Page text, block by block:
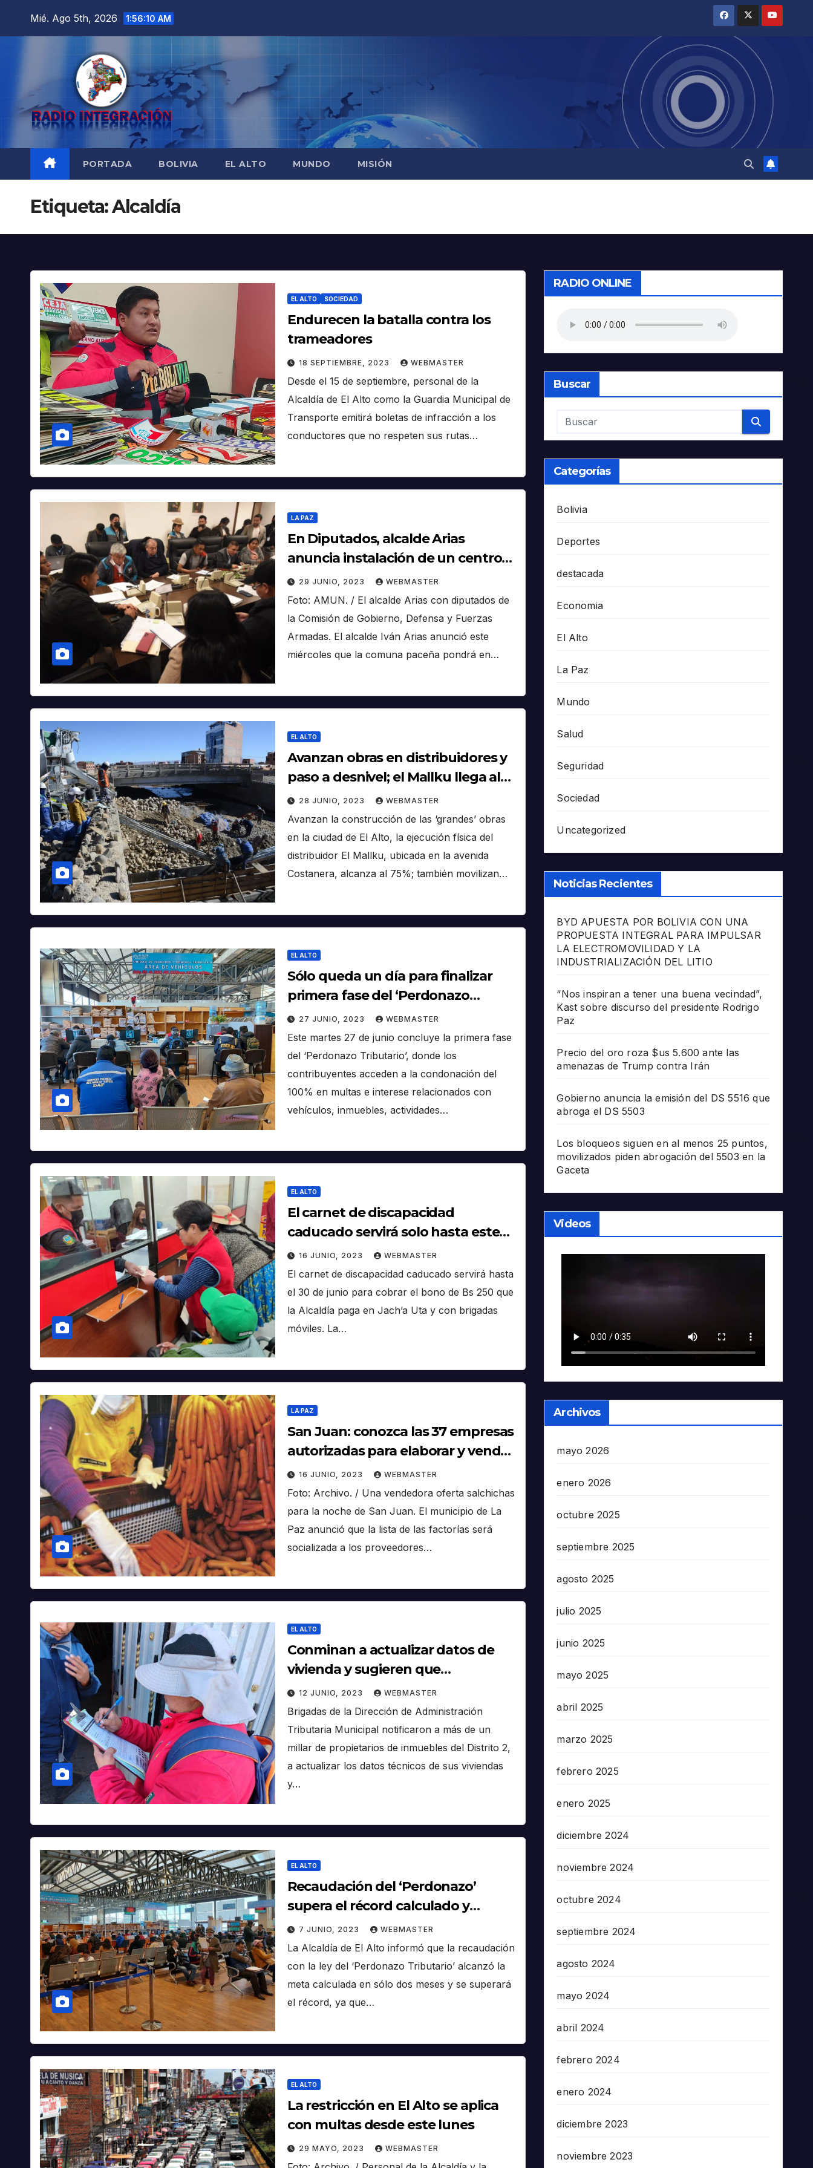
Mié. Ago 5th, 2026 1:56:12 AM
PORTADA BOLIVIA EL ALTO MUNDO MISIÓN
Etiqueta:Alcaldía
EL ALTO SOCIEDAD
Endurecen la batalla contra los
trameadores
18 SEPTIEMBRE, 2023 WEBMASTER
Desde el 15 de septiembre, personal de la
Alcaldía de El Alto como la Guardia Municipal de
Transporte emitirá boletas de infracción a los
conductores que no respeten sus rutas…
LA PAZ
En Diputados, alcalde Arias
anuncia instalación de un centro
municipal de monitoreo
29 JUNIO, 2023 WEBMASTER
Foto: AMUN. / El alcalde Arias con diputados de
la Comisión de Gobierno, Defensa y Fuerzas
Armadas. El alcalde Iván Arias anunció este
miércoles que la comuna paceña pondrá en…
EL ALTO
Avanzan obras en distribuidores y
paso a desnivel; el Mallku llega al
75%28 JUNIO, 2023 WEBMASTER
Avanzan la construcción de las ‘grandes’ obras
en la ciudad de El Alto, la ejecución física del
distribuidor El Mallku, ubicada en la avenida
Costanera, alcanza al 75%; también movilizan…
EL ALTO
Sólo queda un día para finalizar
primera fase del ‘Perdonazo
Tributario’ con la condonación del
100% de multas e intereses
27 JUNIO, 2023 WEBMASTER
Este martes 27 de junio concluye la primera fase
del ‘Perdonazo Tributario’, donde los
contribuyentes acceden a la condonación del
100% en multas e interese relacionados con
vehículos, inmuebles, actividades…
EL ALTO
El carnet de discapacidad
caducado servirá solo hasta este
mes para cobrar el bono
16 JUNIO, 2023 WEBMASTER
El carnet de discapacidad caducado servirá hasta
el 30 de junio para cobrar el bono de Bs 250 que
la Alcaldía paga en Jach’a Uta y con brigadas
móviles. La…
LA PAZ
San Juan: conozca las 37 empresas
autorizadas para elaborar y vender
salchichas
16 JUNIO, 2023 WEBMASTER
Foto: Archivo. / Una vendedora oferta salchichas
para la noche de San Juan. El municipio de La
Paz anunció que la lista de las factorías será
socializada a los proveedores…
EL ALTO
Conminan a actualizar datos de
vivienda y sugieren que
aprovechen el ´Perdonazo
Tributario´
12 JUNIO, 2023 WEBMASTER
Brigadas de la Dirección de Administración
Tributaria Municipal notificaron a más de un
millar de propietarios de inmuebles del Distrito 2,
a actualizar los datos técnicos de sus viviendas
y…
EL ALTO
Recaudación del ‘Perdonazo’
supera el récord calculado y
quedan tres semanas de rebaja al
100%
7 JUNIO, 2023 WEBMASTER
La Alcaldía de El Alto informó que la recaudación
con la ley del ‘Perdonazo Tributario’ alcanzó la
meta calculada en sólo dos meses y se superará
el récord, ya que…
EL ALTO
La restricción en El Alto se aplica
con multas desde este lunes
29 MAYO, 2023 WEBMASTER
RADIO ONLINE
Buscar
Categorías
Bolivia
Deportes
destacada
Economia
El Alto
La Paz
Mundo
Salud
Seguridad
Sociedad
Uncategorized
Noticias Recientes
BYD APUESTA POR BOLIVIA CON UNA
PROPUESTA INTEGRAL PARA IMPULSAR
LA ELECTROMOVILIDAD Y LA
INDUSTRIALIZACIÓN DEL LITIO
“Nos inspiran a tener una buena vecindad”,
Kast sobre discurso del presidente Rodrigo
Paz
Precio del oro roza $us 5.600 ante las
amenazas de Trump contra Irán
Gobierno anuncia la emisión del DS 5516 que
abroga el DS 5503
Los bloqueos siguen en al menos 25 puntos,
movilizados piden abrogación del 5503 en la
Gaceta
Videos
Archivos
mayo 2026
enero 2026
octubre 2025
septiembre 2025
agosto 2025
julio 2025
junio 2025
mayo 2025
abril 2025
marzo 2025
febrero 2025
enero 2025
diciembre 2024
noviembre 2024
octubre 2024
septiembre 2024
agosto 2024
mayo 2024
abril 2024
febrero 2024
enero 2024
diciembre 2023
noviembre 2023